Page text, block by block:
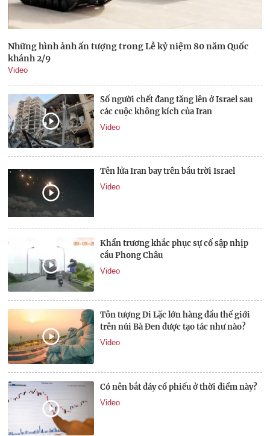
Những hình ảnh ấn tượng trong Lễ kỷ niệm 80 năm Quốc
khánh 2/9
Video
Số người chết đang tăng lên ở Israel sau
các cuộc không kích của Iran
Video
Tên lửa Iran bay trên bầu trời Israel
Video
Khẩn trương khắc phục sự cố sập nhịp
cầu Phong Châu
Video
Tôn tượng Di Lặc lớn hàng đầu thế giới
trên núi Bà Đen được tạo tác như nào?
Video
Có nên bắt đáy cổ phiếu ở thời điểm này?
Video